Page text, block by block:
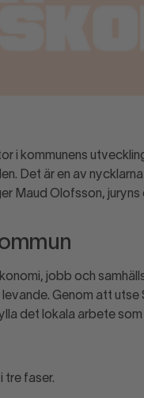
i kommunens
Det är en av
Maud Olofsson, juryns
jobb och
Genom att utse
det lokala arbete
tre faser.